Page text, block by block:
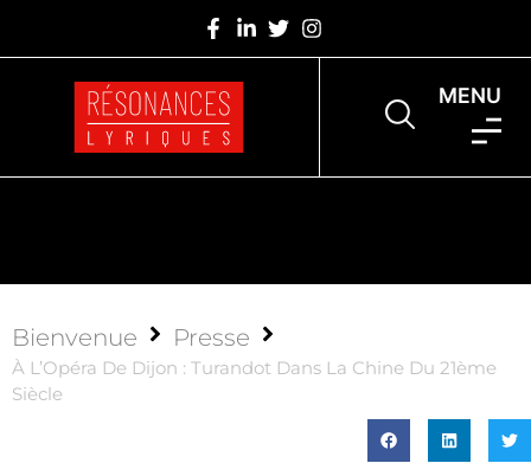
MENU
Bienvenue Presse
À L’Opéra De Dijon : Turandot Dans La Chine Du 21ème
Siècle